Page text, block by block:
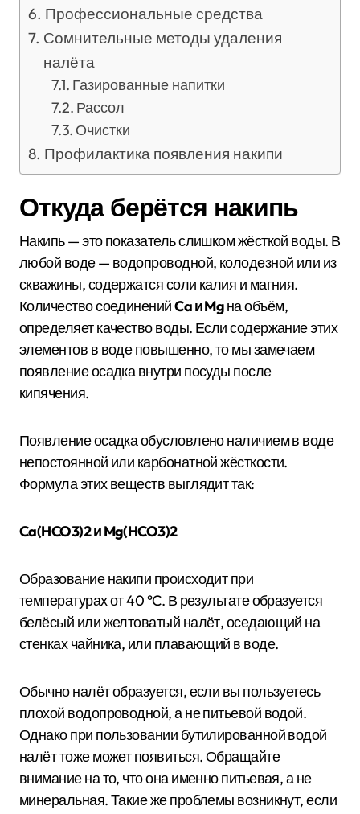
Профессиональные средства
Сомнительные методы удаления
налёта
Газированные напитки
Рассол
Очистки
Профилактика появления накипи
Откуда берётся накипь
Накипь — это показатель слишком жёсткой воды. В
любой воде — водопроводной, колодезной или из
скважины, содержатся соли калия и магния.
Количество соединенийCa иMgна объём,
определяет качество воды. Если содержание этих
элементов в воде повышенно, то мы замечаем
появление осадка внутри посуды после
кипячения.
Появление осадка обусловлено наличием в воде
непостоянной или карбонатной жёсткости.
Формула этих веществ выглядит так:
Ca(HCO3)2 и Mg(HCO3)2
Образование накипи происходит при
температурах от 40 °C. В результате образуется
белёсый или желтоватый налёт, оседающий на
стенках чайника, или плавающий в воде.
Обычно налёт образуется, если вы пользуетесь
плохой водопроводной, а не питьевой водой.
Однако при пользовании бутилированной водой
налёт тоже может появиться. Обращайте
внимание на то, что она именно питьевая, а не
минеральная. Такие же проблемы возникнут, если